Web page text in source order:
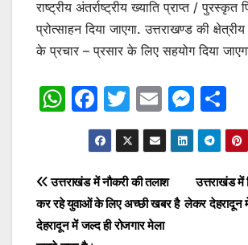
राष्ट्रीय अंतर्राष्ट्रीय ख्याति प्राप्त / पुरस्कृत
प्रोत्साहन दिया जाएगा. उत्तराखण्ड की
के प्रचार – प्रसार के लिए सहयोग दिया
W
s
A
p
F
a
c
e
b
o
T
w
itt
er
E
m
ai
l
M
e
s
s
e
h
ar
e
Post
navigation
उत्तराखंड में
लेकर देहरादून
उत्तराखंड में नौकरी की तलाश
कर रहे युवाओं के लिए अच्छी खबर है
देहरादून में जल्द ही रोजगार मेला